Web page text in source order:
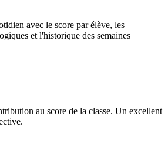
avec le score par élève, les
et l'historique des semaines
au score de la classe. Un excellent